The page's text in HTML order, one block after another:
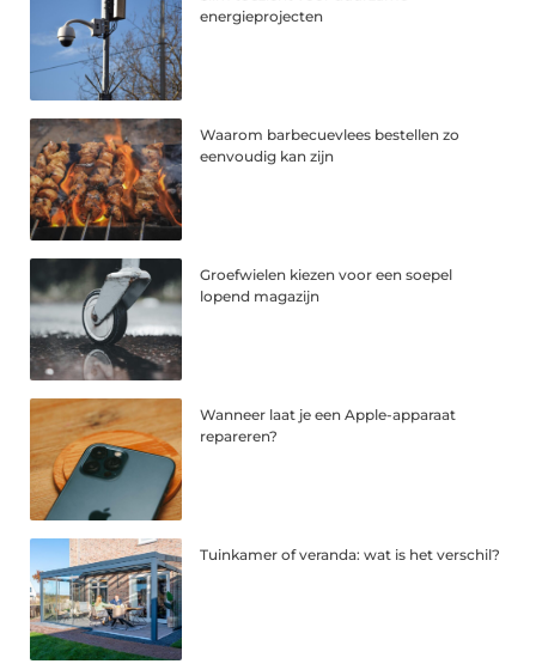
energieprojecten
Waarom barbecuevlees bestellen zo
eenvoudig kan zijn
Groefwielen kiezen voor een soepel
lopend magazijn
Wanneer laat je een Apple-apparaat
repareren?
Tuinkamer of veranda: wat is het verschil?